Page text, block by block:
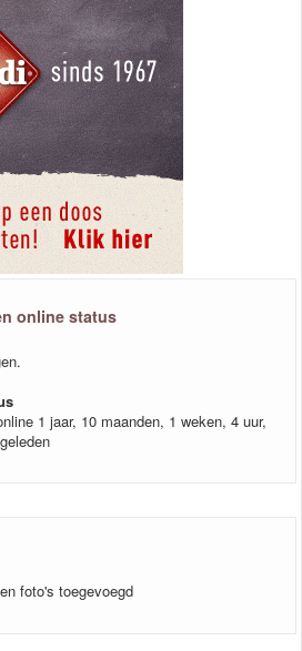
online status
1 jaar, 10 maanden, 1 weken, 4 uur,
foto's toegevoegd